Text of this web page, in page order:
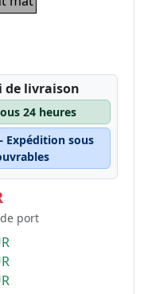
de livraison
24 heures
Expédition sous
port